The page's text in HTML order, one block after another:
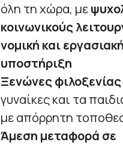
όλη τη χώρα, με
κοινωνικούς
νομική και εργασιακή
υποστήριξη
Ξενώνες φιλοξενίας
γυναίκες και τα
με απόρρητη
Άμεση μεταφορά σε